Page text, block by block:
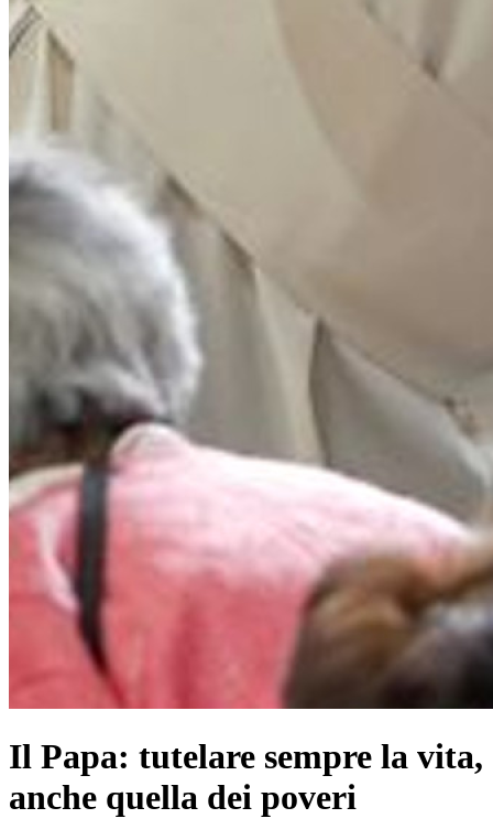
Il Papa: tutelare sempre la vita,
anche quella dei poveri